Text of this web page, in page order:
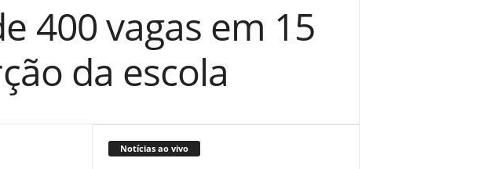
400 vagas em 15
da escola
Notícias ao vivo